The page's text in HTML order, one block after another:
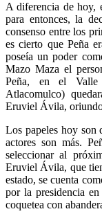
A diferencia de hoy,
para entonces, la
consenso entre los
es cierto que Peña
poseía un poder
Mazo Maza el
Peña, en el Valle
Atlacomulco)
Eruviel Ávila,
Los papeles hoy son
actores son más.
seleccionar al
Eruviel Ávila, que
estado, se cuenta
por la presidencia
coquetea con